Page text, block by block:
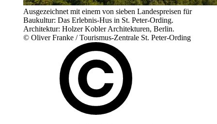
Ausgezeichnet mit einem von sieben Landespreisen für
Baukultur: Das Erlebnis-Hus in St. Peter-Ording.
Architektur: Holzer Kobler Architekturen, Berlin.
© Oliver Franke / Tourismus-Zentrale St. Peter-Ording